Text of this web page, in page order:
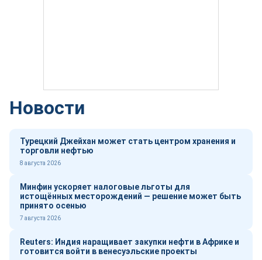
Новости
Турецкий Джейхан может стать центром хранения и
торговли нефтью
8 августа 2026
Минфин ускоряет налоговые льготы для
истощённых месторождений — решение может быть
принято осенью
7 августа 2026
Reuters: Индия наращивает закупки нефти в Африке и
готовится войти в венесуэльские проекты